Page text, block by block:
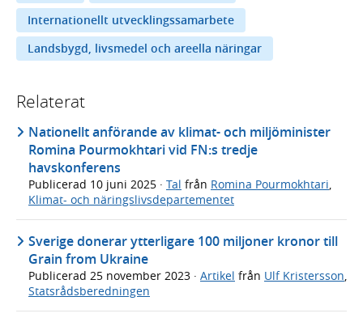
Internationellt utvecklingssamarbete
Landsbygd, livsmedel och areella näringar
Relaterat
Nationellt anförande av klimat- och miljöminister
Romina Pourmokhtari vid FN:s tredje
havskonferens
Publicerad 10 juni 2025 · Tal från Romina Pourmokhtari
Klimat- och näringslivsdepartementet
Sverige donerar ytterligare 100 miljoner kronor till
Grain from Ukraine
Publicerad 25 november 2023 · Artikel från Ulf Kristersson,
Statsrådsberedningen